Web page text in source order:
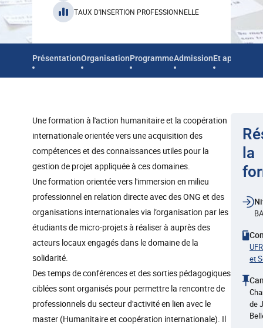
TAUX D'INSERTION PROFESSIONNELLE
PrésentationOrganisationProgrammeAdmissionEt après
Une formation à l'action humanitaire et la coopération
internationale orientée vers une acquisition des
compétences et des connaissances utiles pour la
gestion de projet appliquée à ces domaines.
Une formation orientée vers l'immersion en milieu
professionnel en relation directe avec des ONG et des
organisations internationales via l’organisation par les
étudiants de micro-projets à réaliser à auprès des
acteurs locaux engagés dans le domaine de la
solidarité.
Des temps de conférences et des sorties pédagogiques
ciblées sont organisés pour permettre la rencontre de
professionnels du secteur d'activité en lien avec le
master (Humanitaire et coopération internationale). Il
la
et
de